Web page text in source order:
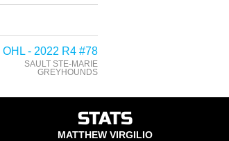
OHL - 2022 R4 #78
SAULT STE-MARIE
GREYHOUNDS
STATS
MATTHEW VIRGILIO